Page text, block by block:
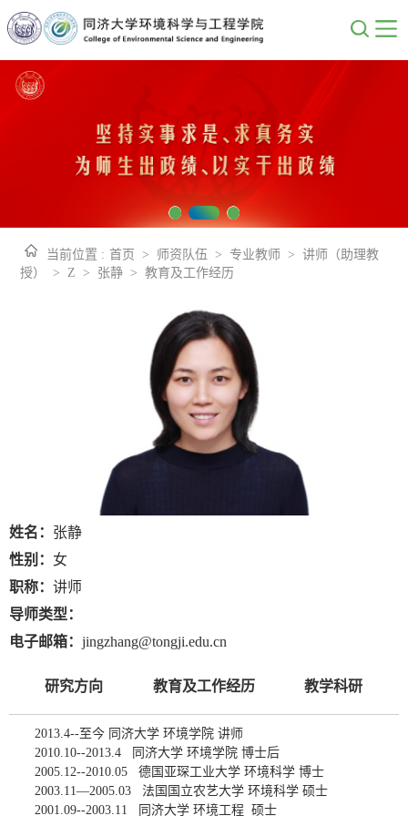
当前位置 : 首页 > 师资队伍 > 专业教师 >
讲师（助理教
授）
> Z > 张静 > 教育及工作经历
姓名： 张静
性别： 女
职称： 讲师
导师类型：
电子邮箱： jingzhang@tongji.edu.cn
研究方向 教育及工作经历 教学科研
2013.4--至今 同济大学 环境学院 讲师
2010.10--2013.4
同济大学 环境学院 博士后
2005.12--2010.05 德国亚琛工业大学 环境科学 博士
2003.11—2005.03
法国国立农艺大学 环境科学 硕士
2001.09--2003.11
同济大学 环境工程 硕士